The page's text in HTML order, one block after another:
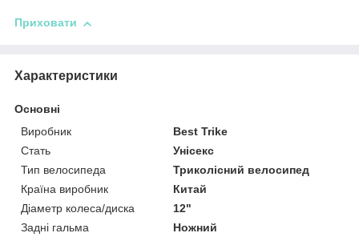
Приховати
Характеристики
Основні
Виробник
Best Trike
Стать
Унісекс
Тип велосипеда
Триколісний велосипед
Країна виробник
Китай
Діаметр колеса/диска
12"
Задні гальма
Ножний